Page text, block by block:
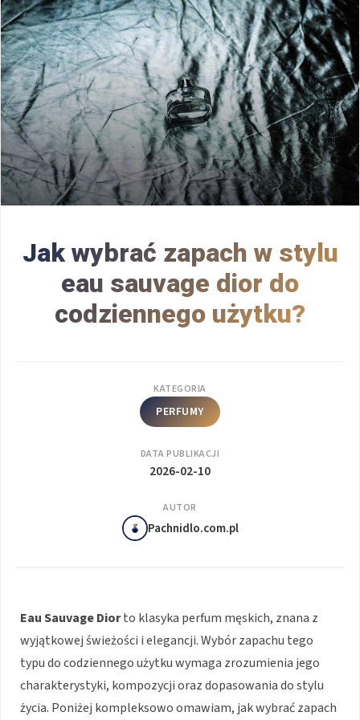
Jak wybrać zapach w stylu
eau sauvage dior do
codziennego użytku?
KATEGORIA
PERFUMY
DATA PUBLIKACJI
2026-02-10
AUTOR
Pachnidlo.com.pl
Eau Sauvage Diorto klasyka perfum męskich, znana z
wyjątkowej świeżości i elegancji. Wybór zapachu tego
typu do codziennego użytku wymaga zrozumienia jego
charakterystyki, kompozycji oraz dopasowania do stylu
życia. Poniżej kompleksowo omawiam, jak wybrać zapach